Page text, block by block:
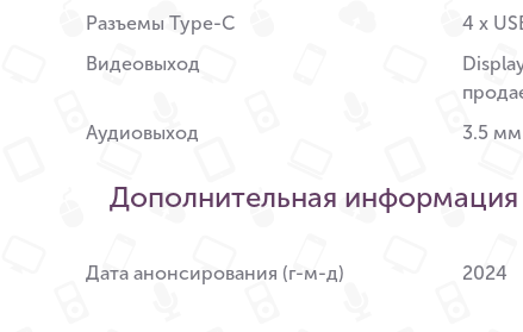
Разъемы Type-C
4 x
Видеовыход
Аудиовыход
3.5 мм
Дополнительная информация
Дата анонсирования (г-м-д) 2024